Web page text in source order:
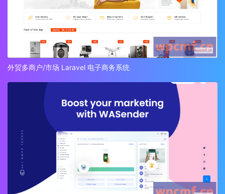
外贸多商户/市场 Laravel 电子商务系统